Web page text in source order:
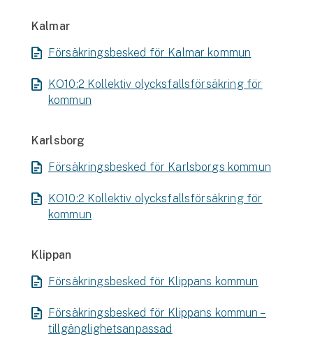
Kalmar
Försäkringsbesked för Kalmar kommun
KO10:2 Kollektiv olycksfallsförsäkring för
kommun
Karlsborg
Försäkringsbesked för Karlsborgs kommun
KO10:2 Kollektiv olycksfallsförsäkring för
kommun
Klippan
Försäkringsbesked för Klippans kommun
Försäkringsbesked för Klippans kommun –
tillgänglighetsanpassad